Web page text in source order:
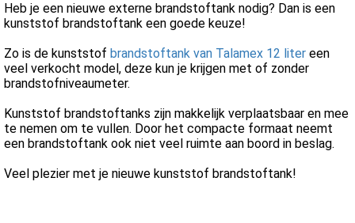
Heb je een nieuwe externe brandstoftank nodig? Dan is een
kunststof brandstoftank een goede keuze!
Zo is de kunststof brandstoftank van Talamex 12 liter een
veel verkocht model, deze kun je krijgen met of zonder
brandstofniveaumeter.
Kunststof brandstoftanks zijn makkelijk verplaatsbaar en mee
te nemen om te vullen. Door het compacte formaat neemt
een brandstoftank ook niet veel ruimte aan boord in beslag.
Veel plezier met je nieuwe kunststof brandstoftank!